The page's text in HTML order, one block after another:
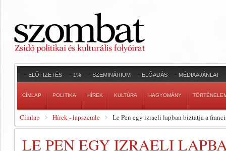
ELŐFIZETÉS 1% SZEMINÁRIUM ELŐADÁS MÉDIAAJÁNLAT
CÍMLAP POLITIKA HÍREK KULTÚRA HAGYOMÁNY
Címlap Hírek - lapszemle Le Pen egy izraeli lapban biztatja a
LE PEN EGY IZRAELI